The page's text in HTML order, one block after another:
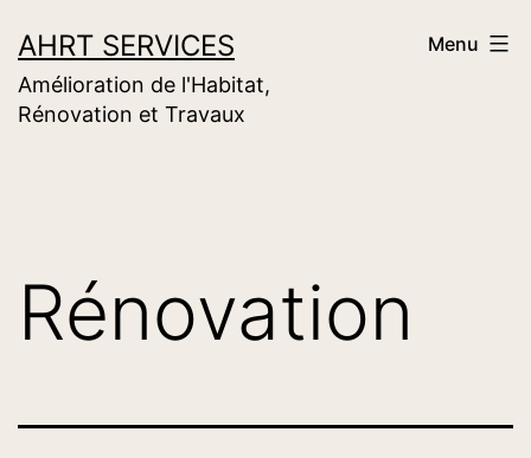
au
contenu
AHRT SERVICES
Amélioration de l'Habitat,
Rénovation et Travaux
Menu
Rénovation